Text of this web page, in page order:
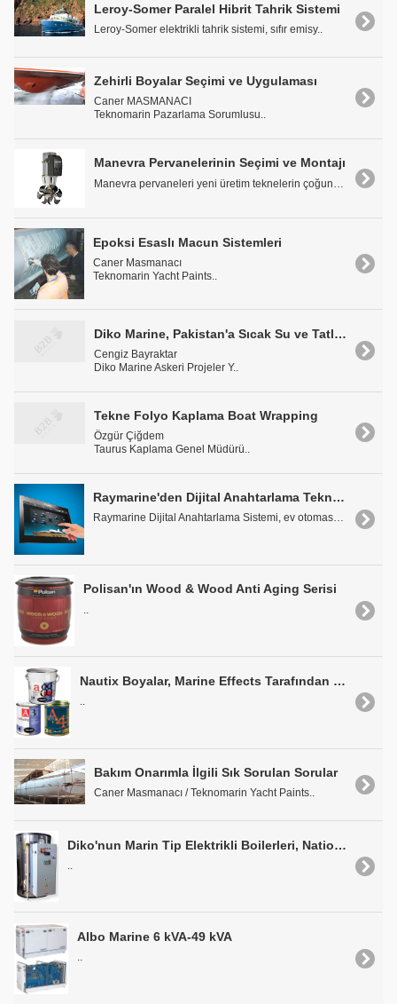
Leroy-Somer Paralel Hibrit Tahrik Sistemi
Leroy-Somer elektrikli tahrik sistemi, sıfır emisy..
Zehirli Boyalar Seçimi ve Uygulaması
Caner MASMANACI
Teknomarin Pazarlama Sorumlusu..
Manevra Pervanelerinin Seçimi ve Montajı
Epoksi Esaslı Macun Sistemleri
Caner Masmanacı
Teknomarin Yacht Paints..
Diko Marine, Pakistan'a Sıcak Su ve Tatlı Su Sistemi Yaptı
Cengiz Bayraktar
Diko Marine Askeri Projeler Y..
Tekne Folyo Kaplama Boat Wrapping
Özgür Çiğdem
Taurus Kaplama Genel Müdürü..
Raymarine'den Dijital Anahtarlama Tekne Kontrol ve Otomasyon Sistemi
Raymarine Dijital Anahtarlama Sistemi, ev otomasyo..
Polisan'ın Wood & Wood Anti Aging Serisi
Nautix Boyalar, Marine Effects Tarafından Türkiye Pazarına Sunuluyor
..
Bakım Onarımla İlgili Sık Sorulan Sorular
Caner Masmanacı / Teknomarin Yacht Paints..
Diko'nun Marin Tip Elektrikli Boilerleri, National Geographic ORION Gemisi'nde
Albo Marine 6 kVA-49 kVA
..